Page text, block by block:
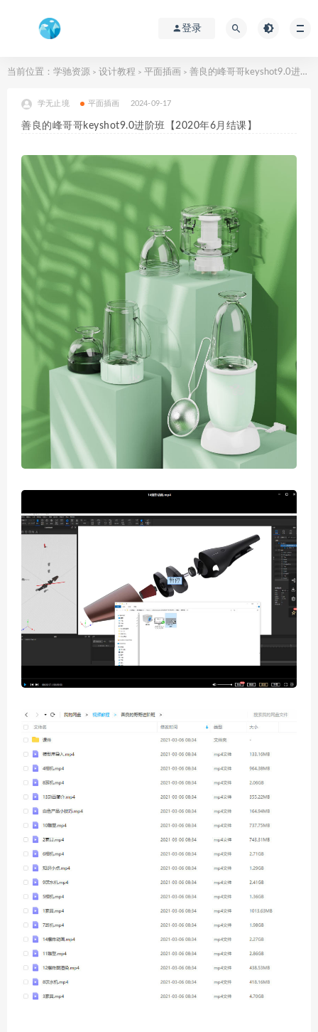
登录
当前位置： 学驰资源 > 设计教程 > 平面插画 > 善良的峰哥哥keyshot9.0进阶班【2020年6月结课】
学无止境 平面插画 2024-09-17
善良的峰哥哥keyshot9.0进阶班【2020年6月结课】